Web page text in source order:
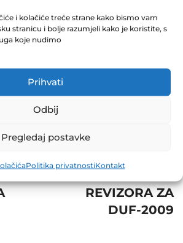
i kolačiće treće strane kako bismo vam
stranicu i bolje razumjeli kako je koristite, s
koje nudimo
Prihvati
Odbij
Pregledaj postavke
Politika privatnostiKontakt
REVIZORA ZA
DUF-2009